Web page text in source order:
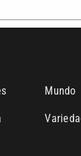
a VTV SBT
– CNPJ: